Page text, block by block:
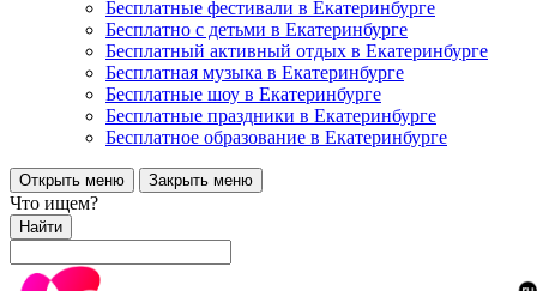
Бесплатные фестивали в Екатеринбурге
Бесплатно с детьми в Екатеринбурге
Бесплатный активный отдых в Екатеринбурге
Бесплатная музыка в Екатеринбурге
Бесплатные шоу в Екатеринбурге
Бесплатные праздники в Екатеринбурге
Бесплатное образование в Екатеринбурге
Открыть меню Закрыть меню
Что ищем?
Найти